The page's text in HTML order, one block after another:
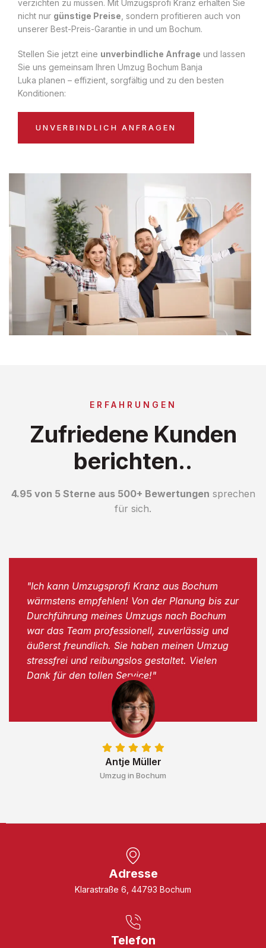
verzichten zu müssen. Mit Umzugsprofi Kranz erhalten Sie
nicht nur günstige Preise , sondern profitieren auch von
unserer Best-Preis-Garantie in und um Bochum.
Stellen Sie jetzt eine unverbindliche Anfrage und lassen
Sie uns gemeinsam Ihren Umzug Bochum Banja
Luka planen – effizient, sorgfältig und zu den besten
Konditionen:
UNVERBINDLICH ANFRAGEN
ERFAHRUNGEN
Zufriedene Kunden
berichten..
4.95 von 5 Sterne aus 500+ Bewertungen sprechen
für sich.
Antje Müller
Umzug in Bochum
"Ich kann Umzugsprofi Kranz aus Bochum
wärmstens empfehlen! Von der Planung bis zur
Durchführung meines Umzugs nach Bochum
war das Team professionell, zuverlässig und
äußerst freundlich. Sie haben meinen Umzug
stressfrei und reibungslos gestaltet. Vielen
Dank für den tollen Service!"
Adresse
Klarastraße 6, 44793 Bochum
Telefon